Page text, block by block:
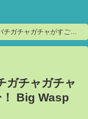
ガチャガチャがすごす
ガチャガチャ
！ Big Wasp